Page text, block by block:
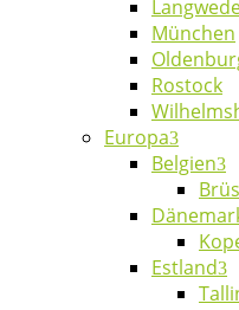
München
Rostock
Europa
Belgien
Estland